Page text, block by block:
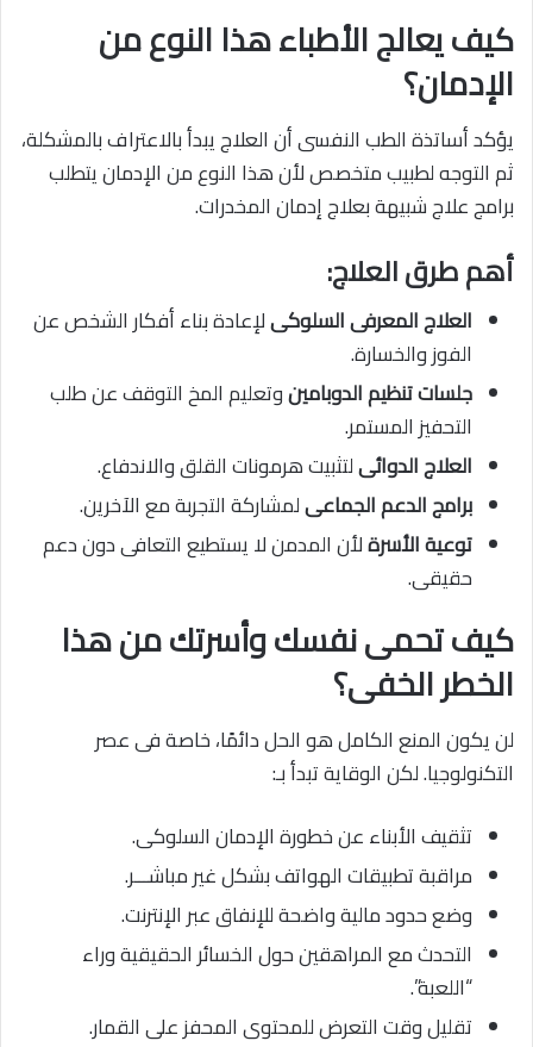
كيف يعالج الأطباء هذا النوع من
الإدمان؟
يؤكد أساتذة الطب النفسى أن العلاج يبدأ بالاعتراف بالمشكلة،
ثم التوجه لطبيب متخصص لأن هذا النوع من الإدمان يتطلب
برامج علاج شبيهة بعلاج إدمان المخدرات.
أهم طرق العلاج:
العلاج المعرفى السلوكىلإعادة بناء أفكار الشخص عن
الفوز والخسارة.
جلسات تنظيم الدوبامينوتعليم المخ التوقف عن طلب
التحفيز المستمر.
العلاج الدوائىلتثبيت هرمونات القلق والاندفاع.
برامج الدعم الجماعىلمشاركة التجربة مع الآخرين.
توعية الأسرةلأن المدمن لا يستطيع التعافى دون دعم
حقيقى.
كيف تحمى نفسك وأسرتك من هذا
الخطر الخفى؟
لن يكون المنع الكامل هو الحل دائمًا، خاصة فى عصر
التكنولوجيا. لكن الوقاية تبدأ بـ:
تثقيف الأبناء عن خطورة الإدمان السلوكى.
مراقبة تطبيقات الهواتف بشكل غير مباشـــر.
وضع حدود مالية واضحة للإنفاق عبر الإنترنت.
التحدث مع المراهقين حول الخسائر الحقيقية وراء
“اللعبة”.
تقليل وقت التعرض للمحتوى المحفز على القمار.